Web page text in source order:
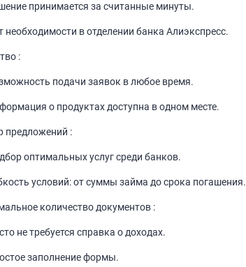
принимается за считанные минуты.
необходимости в отделении банка Алиэкспресс.
:
подачи заявок в любое время.
о продуктах доступна в одном месте.
предложений :
оптимальных услуг среди банков.
условий: от суммы займа до срока погашения.
количество документов :
не требуется справка о доходах.
заполнение формы.